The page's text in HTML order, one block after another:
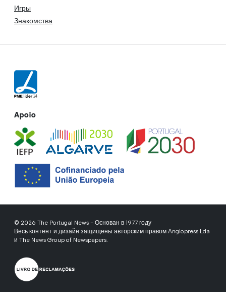
Игры
Знакомства
Apoio
© 2026 The Portugal News - Основан в 1977 году
Весь контент и дизайн защищены авторским правом Anglopress Lda
и The News Group of Newspapers.